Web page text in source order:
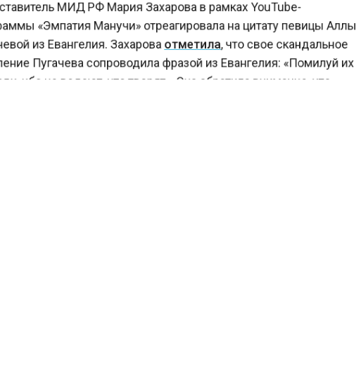
МИД РФ Мария Захарова в рамках YouTube-
«Эмпатия Манучи» отреагировала на цитату певицы Аллы
из Евангелия. Захароваотметила, что свое скандальное
Пугачева сопроводила фразой из Евангелия: «Помилуй их